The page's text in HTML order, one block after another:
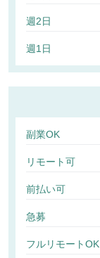
週2日
週1日
副業OK
リモート可
前払い可
急募
フルリモートOK